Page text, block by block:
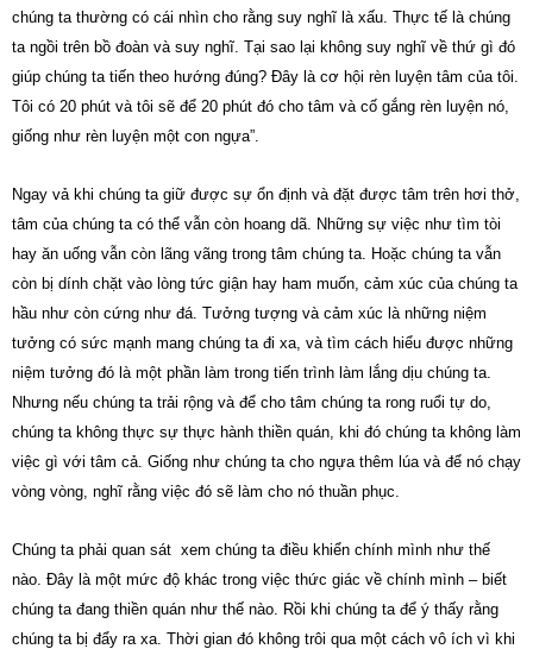
chúng ta thường có cái nhìn cho rằng suy nghĩ là xấu. Thực tế là chúng
ta ngồi trên bồ đoàn và suy nghĩ. Tại sao lại không suy nghĩ về thứ gì đó
giúp chúng ta tiến theo hướng đúng? Đây là cơ hội rèn luyện tâm của tôi.
Tôi có 20 phút và tôi sẽ để 20 phút đó cho tâm và cố gắng rèn luyện nó,
giống như rèn luyện một con ngựa”.
Ngay vả khi chúng ta giữ được sự ổn định và đặt được tâm trên hơi thở,
tâm của chúng ta có thể vẫn còn hoang dã. Những sự việc như tìm tòi
hay ăn uống vẫn còn lãng vãng trong tâm chúng ta. Hoặc chúng ta vẫn
còn bị dính chặt vào lòng tức giận hay ham muốn, cảm xúc của chúng ta
hầu như còn cứng như đá. Tưởng tượng và cảm xúc là những niệm
tưởng có sức mạnh mang chúng ta đi xa, và tìm cách hiểu được những
niệm tưởng đó là một phần làm trong tiến trình làm lắng dịu chúng ta.
Nhưng nếu chúng ta trải rộng và để cho tâm chúng ta rong ruổi tự do,
chúng ta không thực sự thực hành thiền quán, khi đó chúng ta không làm
việc gì với tâm cả. Giống như chúng ta cho ngựa thêm lúa và để nó chạy
vòng vòng, nghĩ rằng việc đó sẽ làm cho nó thuần phục.
Chúng ta phải quan sát xem chúng ta điều khiển chính mình như thế
nào. Đây là một mức độ khác trong việc thức giác về chính mình – biết
chúng ta đang thiền quán như thế nào. Rồi khi chúng ta để ý thấy rằng
chúng ta bị đẩy ra xa. Thời gian đó không trôi qua một cách vô ích vì khi